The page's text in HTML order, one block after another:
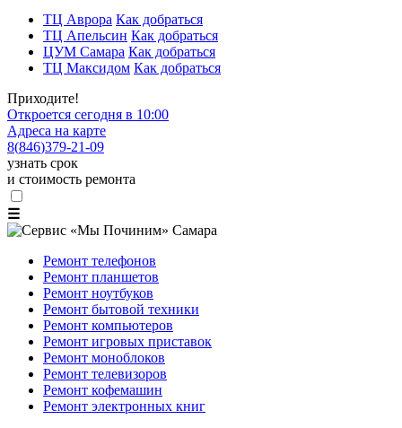
ТЦ Аврора Как добраться
ТЦ Апельсин Как добраться
ЦУМ Самара Как добраться
ТЦ Максидом Как добраться
Приходите!
Откроется сегодня в 10:00
Адреса на карте
8(846)379-21-09
узнать срок
и стоимость ремонта
☰
Ремонт телефонов
Ремонт планшетов
Ремонт ноутбуков
Ремонт бытовой техники
Ремонт компьютеров
Ремонт игровых приставок
Ремонт моноблоков
Ремонт телевизоров
Ремонт кофемашин
Ремонт электронных книг